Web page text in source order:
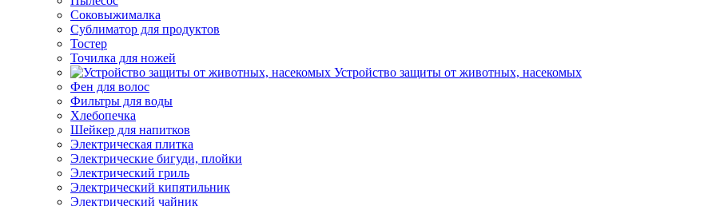
Соковыжималка
Сублиматор для продуктов
Тостер
Точилка для ножей
Устройство защиты от животных, насекомых
Фен для волос
Фильтры для воды
Хлебопечка
Шейкер для напитков
Электрическая плитка
Электрические бигуди, плойки
Электрический гриль
Электрический кипятильник
Электрический чайник